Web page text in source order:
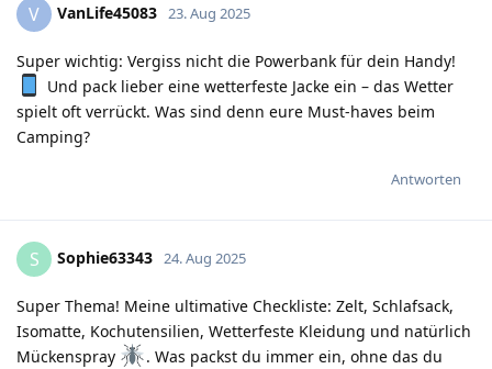
V VanLife45083 23. Aug 2025
Super wichtig: Vergiss nicht die Powerbank für dein Handy!
Und pack lieber eine wetterfeste Jacke ein – das Wetter
spielt oft verrückt. Was sind denn eure Must-haves beim
Camping?
Antworten
S Sophie63343 24. Aug 2025
Super Thema! Meine ultimative Checkliste: Zelt, Schlafsack,
Isomatte, Kochutensilien, Wetterfeste Kleidung und natürlich
Mückenspray
. Was packst du immer ein, ohne das du